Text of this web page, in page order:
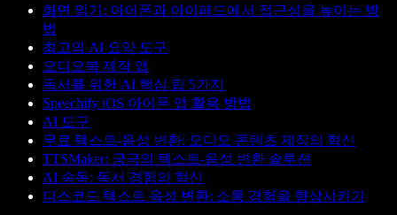
화면 읽기: 아이폰과 아이패드에서 접근성을 높이는 방
법
최고의 AI 요약 도구
오디오북 제작 앱
독서를 위한 AI 핵심 팁 5가지
Speechify iOS 아이폰 앱 활용 방법
AI 도구
무료 텍스트-음성 변환: 오디오 콘텐츠 제작의 혁신
TTSMaker: 궁극의 텍스트-음성 변환 솔루션
AI 속독: 독서 경험의 혁신
디스코드 텍스트 음성 변환: 소통 경험을 향상시키기